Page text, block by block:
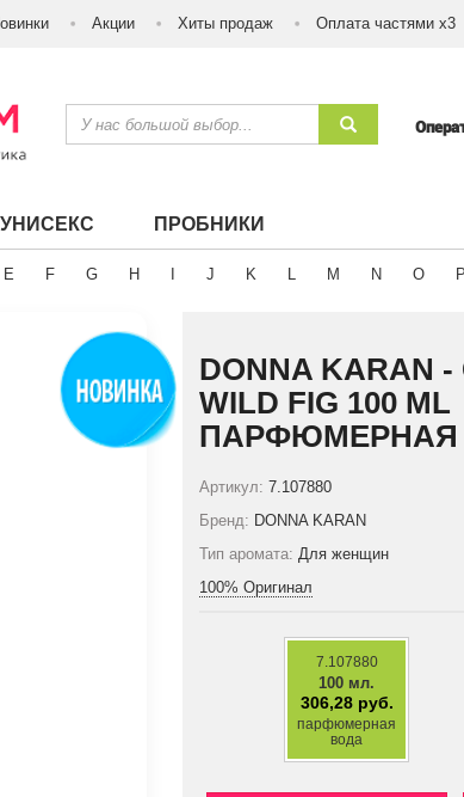
Акции Хиты продаж Оплата частями х3
УНИСЕКС ПРОБНИКИ
E F G H J K L M N O P
DONNA KARAN -
WILD FIG 100 ML
ПАРФЮМЕРНАЯ
Артикул: 7.107880
Бренд: DONNA KARAN
Тип аромата: Для женщин
100% Оригинал
7.107880
100 мл.
306,28 руб.
парфюмерная
вода